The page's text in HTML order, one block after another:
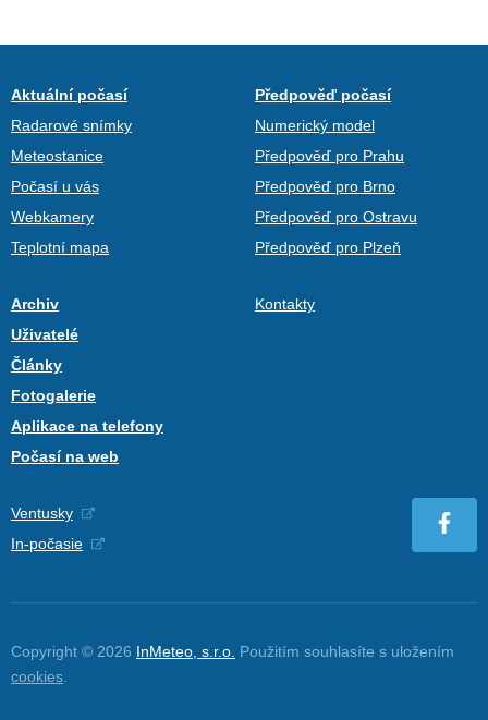
Aktuální počasí
Radarové snímky
Meteostanice
Počasí u vás
Webkamery
Teplotní mapa
Předpověď počasí
Numerický model
Předpověď pro Prahu
Předpověď pro Brno
Předpověď pro Ostravu
Předpověď pro Plzeň
Archiv
Uživatelé
Články
Fotogalerie
Aplikace na telefony
Počasí na web
Kontakty
Ventusky
In-počasie
Copyright © 2026 InMeteo, s.r.o. Použitím souhlasíte s uložením
cookies.